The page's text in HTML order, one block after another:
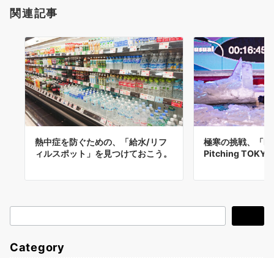
関連記事
熱中症を防ぐための、「給水/リフ
ィルスポット」を見つけておこう。
極寒の挑戦、「
Pitching TOKYO
索
Category